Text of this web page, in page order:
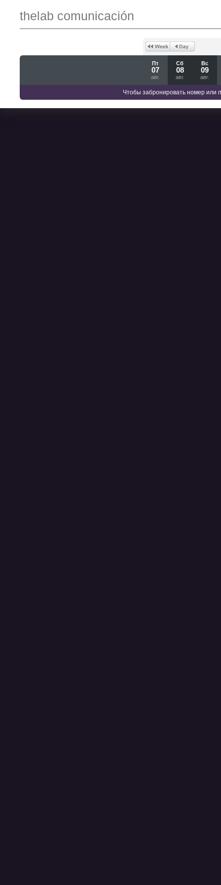
thelab comunicación
Пт
07
авг.
Сб
08
авг.
Вс
09
авг.
Чтобы забронировать номер